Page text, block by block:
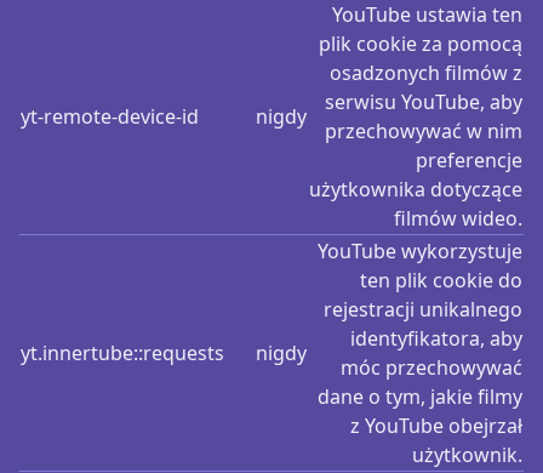
yt-remote-device-id nigdy
YouTube ustawia ten
plik cookie za pomocą
osadzonych filmów z
serwisu YouTube, aby
przechowywać w nim
preferencje
użytkownika dotyczące
filmów wideo.
yt.innertube::requests nigdy
YouTube wykorzystuje
ten plik cookie do
rejestracji unikalnego
identyfikatora, aby
móc przechowywać
dane o tym, jakie filmy
z YouTube obejrzał
użytkownik.